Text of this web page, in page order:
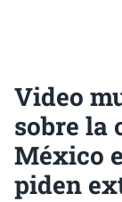
Video
sobre la
México
piden